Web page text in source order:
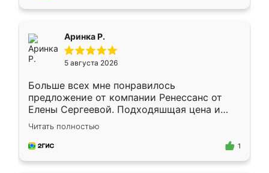
Аринка Р.
5 августа 2026
Больше всех мне понравилось
предложение от компании Ренессанс от
Елены Сергеевой. Подходяшщая цена и
короткие сроки изготовления. Приехавший
для замера сотрудник Владислав
предложил по моему эскизу самый
Читать полностью
1